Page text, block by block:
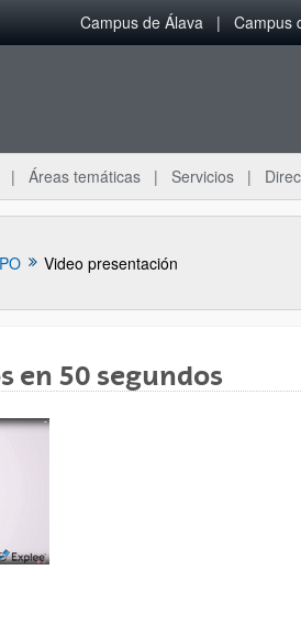
Campus de Álava Campus
Áreas temáticas Servicios
Video presentación
en 50 segundos